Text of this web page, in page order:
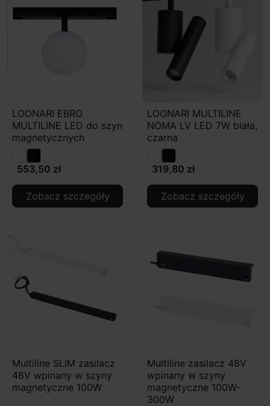
LOONARI EBRO
MULTILINE LED do szyn
magnetycznych
553,50 zł
Zobacz szczegóły
LOONARI MULTILINE
NOMA LV LED 7W biała,
czarna
319,80 zł
Zobacz szczegóły
Multiline SLIM zasilacz
48V wpinany w szyny
magnetyczne 100W
Multiline zasilacz 48V
wpinany w szyny
magnetyczne 100W-
300W